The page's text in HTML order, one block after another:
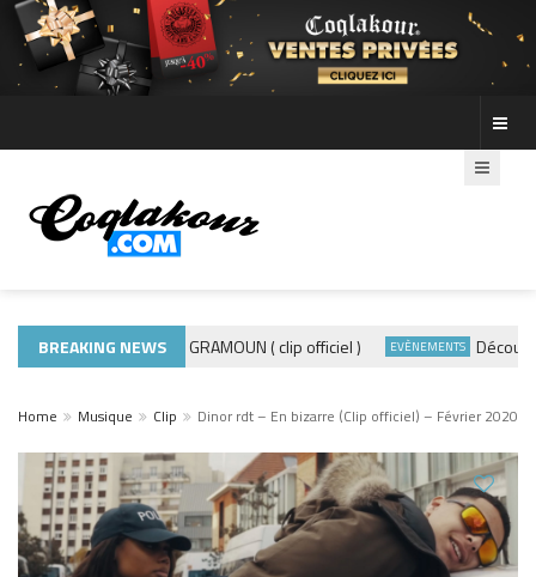
BREAKING NEWS
ACTUALITÉS ADE440 – GRAMOUN ( clip officiel ) EVÈNEMENTS Découvre
Home Musique Clip Dinor rdt – En bizarre (Clip officiel) – Février 2020